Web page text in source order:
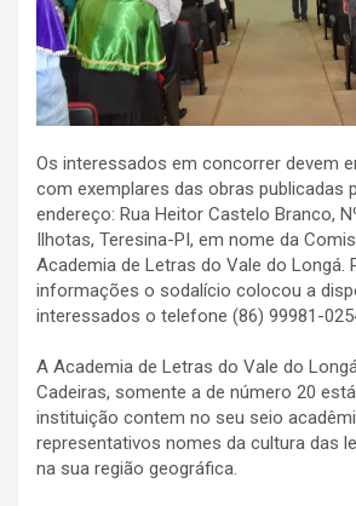
Os interessados em concorrer devem
com exemplares das obras publicadas
endereço: Rua Heitor Castelo Branco,
Ilhotas, Teresina-PI, em nome da
Academia de Letras do Vale do Longá.
informações o sodalício colocou a
interessados o telefone (86) 99981-
A Academia de Letras do Vale do
Cadeiras, somente a de número 20
instituição contem no seu seio
representativos nomes da cultura das
na sua região geográfica.